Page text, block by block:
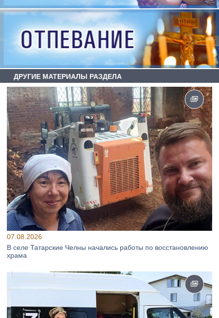
ДРУГИЕ МАТЕРИАЛЫ РАЗДЕЛА
07.08.2026
В селе Татарские Челны начались работы по восстановлению
храма